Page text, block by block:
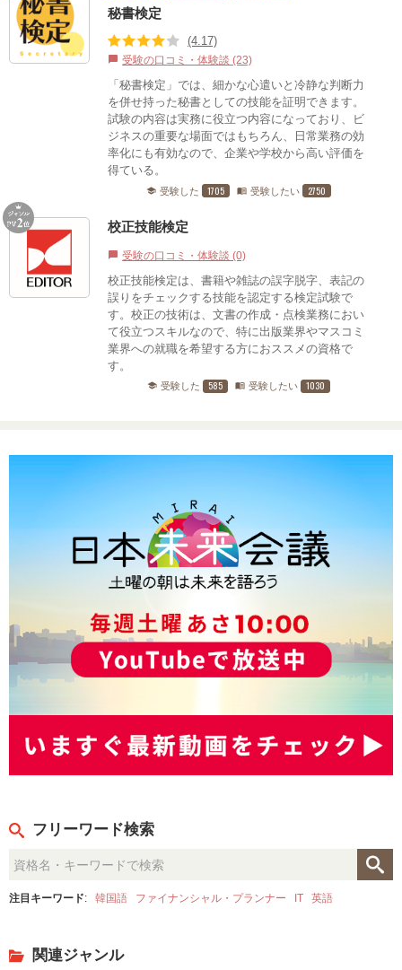
秘書検定
(4.17)
chat_bubble 受験の口コミ・体験談 (23)
「秘書検定」では、細かな心遣いと冷静な判断力
を併せ持った秘書としての技能を証明できます。
試験の内容は実務に役立つ内容になっており、ビ
ジネスの重要な場面ではもちろん、日常業務の効
率化にも有効なので、企業や学校から高い評価を
得ている。
school 受験した 1705 menu_book 受験したい 2750
校正技能検定
chat_bubble 受験の口コミ・体験談 (0)
校正技能検定は、書籍や雑誌の誤字脱字、表記の
誤りをチェックする技能を認定する検定試験で
す。校正の技術は、文書の作成・点検業務におい
て役立つスキルなので、特に出版業界やマスコミ
業界への就職を希望する方におススメの資格で
す。
school 受験した 585 menu_book 受験したい 1030
フリーワード検索
注目キーワード: 韓国語 ファイナンシャル・プランナー IT 英語
関連ジャンル